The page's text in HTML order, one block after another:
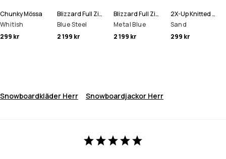
Chunky Mössa
Whitish
299 kr
Blizzard Full Zip Snowboardjacka Man
Blue Steel
2 199 kr
Blizzard Full Zip Skidjacka Man
Metal Blue
2 199 kr
2X-Up Knitted Ansiktsmask
Sand
299 kr
Snowboardkläder Herr Snowboardjackor Herr